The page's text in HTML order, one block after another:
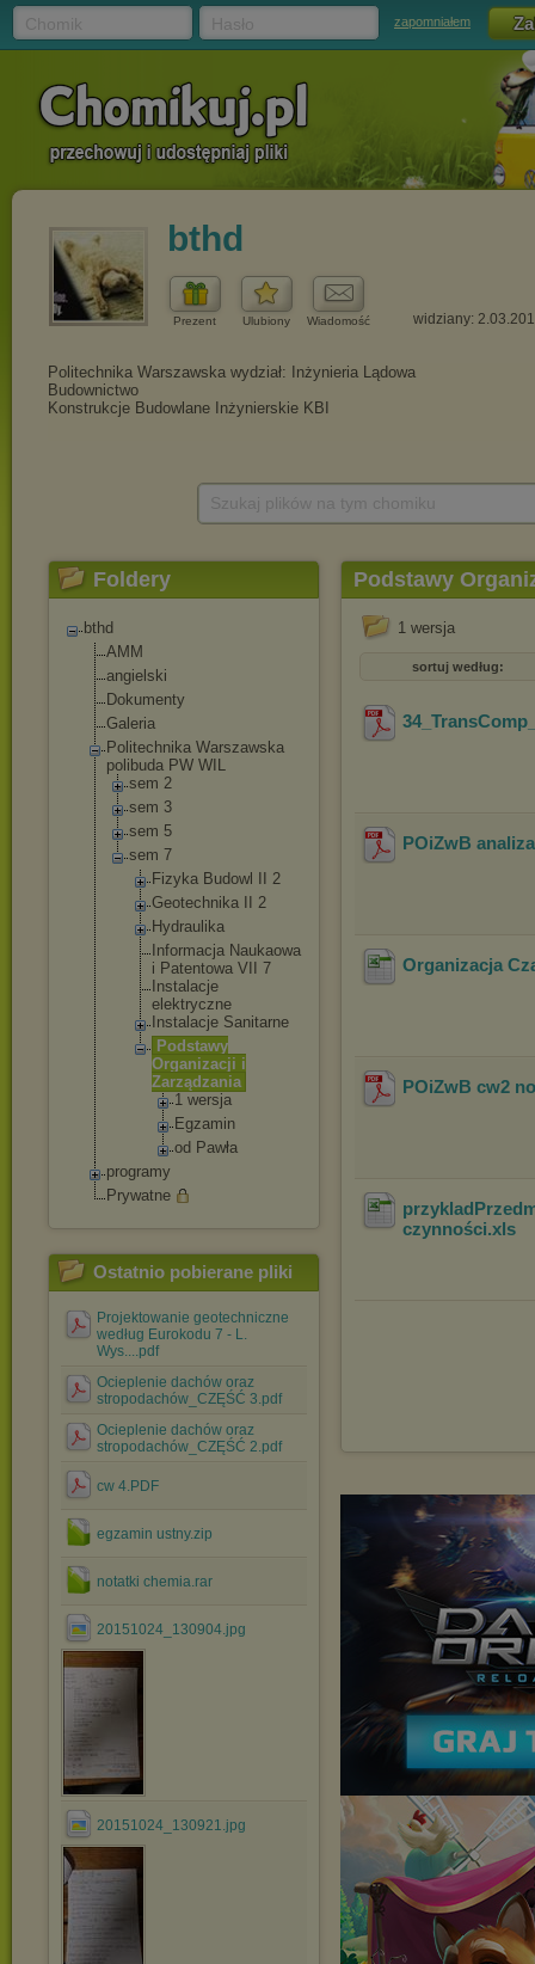
zapomniałem
bthd
Prezent Ulubiony Wiadomość widziany:
Foldery
bthd
AMM
angielski
Dokumenty
Galeria
Politechnika Warszawska
polibuda PW WIL
sem 2
sem 3
sem 5
sem 7
Fizyka Budowl II 2
Geotechnika II 2
Hydraulika
Informacja Naukaowa
i Patentowa VII 7
Instalacje
elektryczne
Instalacje Sanitarne
Podstawy
Organizacji i
Zarządzania
1 wersja
Egzamin
od Pawła
programy
Prywatne
Ostatnio pobierane pliki
Projektowanie geotechniczne
według Eurokodu 7 - L.
Wys....pdf
Ocieplenie dachów oraz
stropodachów_CZĘŚĆ 3.pdf
Ocieplenie dachów oraz
stropodachów_CZĘŚĆ 2.pdf
cw 4.PDF
egzamin ustny.zip
notatki chemia.rar
20151024_130904.jpg
20151024_130921.jpg
Podstawy
1 wersja
sortuj według:
POiZwB
Organizacja
POiZwB cw2
czynności.xls